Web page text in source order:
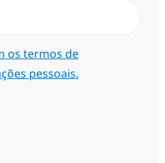
os termos de
pessoais.